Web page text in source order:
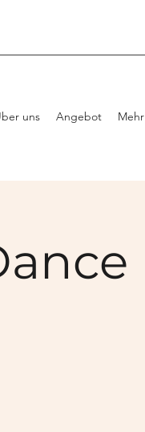
uns Angebot Mehr